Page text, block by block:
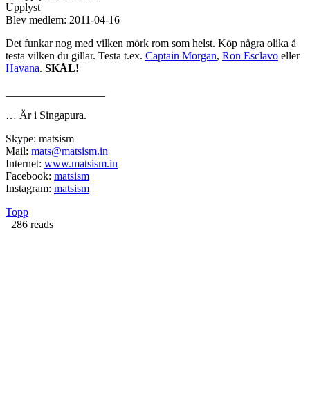
Upplyst
Blev medlem: 2011-04-16
Det funkar nog med vilken mörk rom som helst. Köp några olika å
testa vilken du gillar. Testa t.ex. Captain Morgan, Ron Esclavo eller
Havana. SKÅL!
… Är i Singapura.
Skype: matsism
Mail: mats@matsism.in
Internet: www.matsism.in
Facebook: matsism
Instagram: matsism
Topp
286 reads